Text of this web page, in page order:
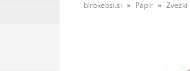
birokebsi.si Papir Zvezki